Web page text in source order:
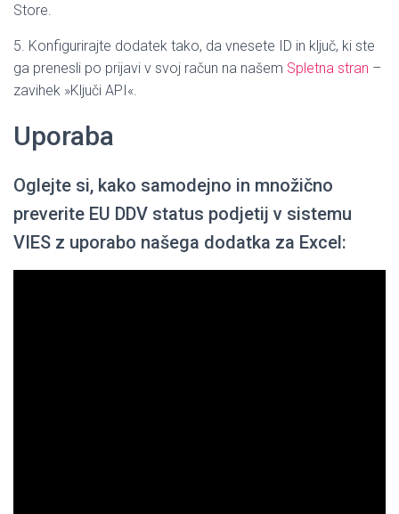
Store.
5. Konfigurirajte dodatek tako, da vnesete ID in ključ, ki ste
ga prenesli po prijavi v svoj račun na našem Spletna stran –
zavihek »Ključi API«.
Uporaba
Oglejte si, kako samodejno in množično
preverite EU DDV status podjetij v sistemu
VIES z uporabo našega dodatka za Excel: